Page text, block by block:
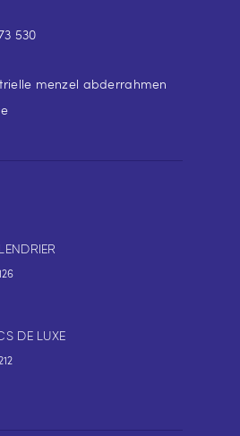
530
menzel abderrahmen
DE LUXE